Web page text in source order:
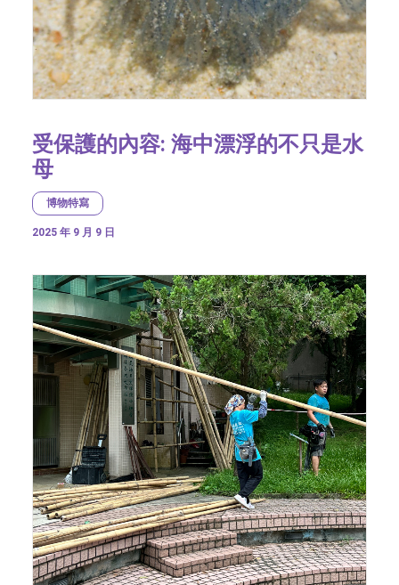
受保護的內容: 海中漂浮的不只是水
母
博物特寫
2025 年 9 月 9 日